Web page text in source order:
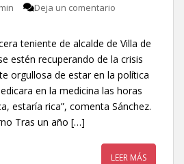
Deja un comentario
teniente de alcalde de Villa de
estén recuperando de la crisis
orgullosa de estar en la política
en la medicina las horas
estaría rica”, comenta Sánchez.
Tras un año […]
LEER MÁS